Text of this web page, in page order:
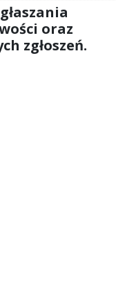
oraz
zgłoszeń.